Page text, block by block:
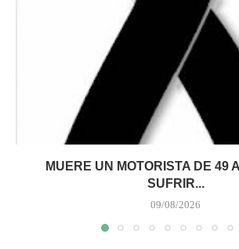
MUERE UN MOTORISTA DE 49
SUFRIR...
09/08/2026